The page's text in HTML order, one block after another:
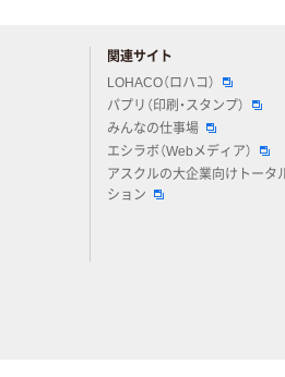
関連サイト
LOHACO（ロハコ）
パプリ（印刷・スタンプ）
みんなの仕事場
エシラボ（Webメディア）
アスクルの大企業向けトータ
ション